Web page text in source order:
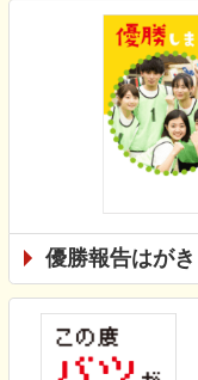
優勝報告はがき